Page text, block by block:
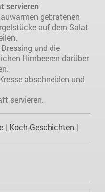
servieren
gebratenen
auf dem Salat
Dressing und die
Himbeeren darüber
abschneiden und
servieren.
| Koch-Geschichten |